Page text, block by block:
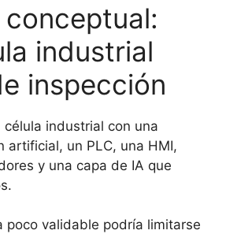
conceptual:
industrial
inspección
célula industrial con una
artificial, un PLC, una HMI,
y una capa de IA que
poco validable podría limitarse